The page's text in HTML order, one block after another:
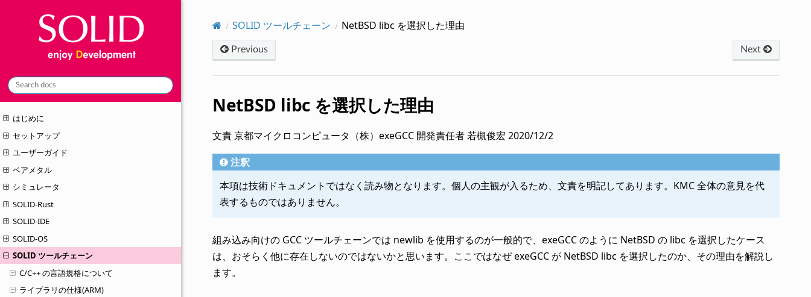
はじめに
セットアップ
ユーザーガイド
ベアメタル
シミュレータ
SOLID-Rust
SOLID-IDE
SOLID-OS
SOLID ツールチェーン
C/C++ の言語規格について
ライブラリの仕様(ARM)
SOLID ツールチェーン NetBSD libc を選択した理由
Previous Next
NetBSD libc を選択した理由
文責 京都マイクロコンピュータ（株）exeGCC 開発責任者 若槻俊宏 2020/12/2
注釈
本項は技術ドキュメントではなく読み物となります。個人の主観が入るため、文責を明記してあります。KMC 全体の意見を代
表するものではありません。
組み込み向けの GCC ツールチェーンでは newlib を使用するのが一般的で、exeGCC のように NetBSD の libc を選択したケース
は、おそらく他に存在しないのではないかと思います。ここではなぜ exeGCC が NetBSD libc を選択したのか、その理由を解説し
ます。